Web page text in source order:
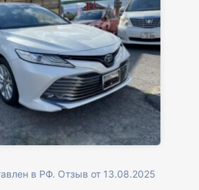
в РФ. Отзыв от 13.08.2025